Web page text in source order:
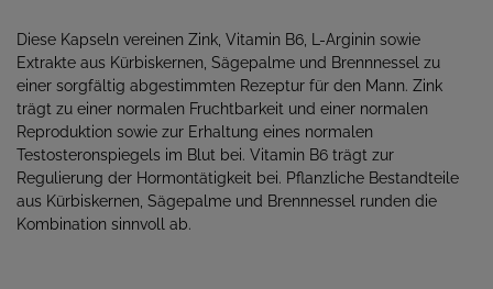
Diese Kapseln vereinen Zink, Vitamin B6, L-Arginin sowie
Extrakte aus Kürbiskernen, Sägepalme und Brennnessel zu
einer sorgfältig abgestimmten Rezeptur für den Mann. Zink
trägt zu einer normalen Fruchtbarkeit und einer normalen
Reproduktion sowie zur Erhaltung eines normalen
Testosteronspiegels im Blut bei. Vitamin B6 trägt zur
Regulierung der Hormontätigkeit bei. Pflanzliche Bestandteile
aus Kürbiskernen, Sägepalme und Brennnessel runden die
Kombination sinnvoll ab.